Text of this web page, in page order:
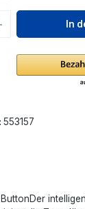
GibIn
553157